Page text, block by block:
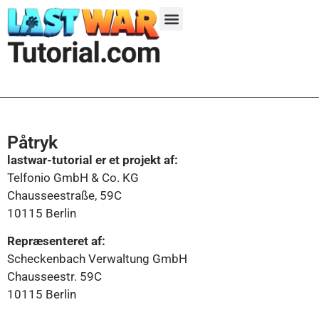
Påtryk
lastwar-tutorial er et projekt af:
Telfonio GmbH & Co. KG
Chausseestraße, 59C
10115 Berlin
Repræsenteret af:
Scheckenbach Verwaltung GmbH
Chausseestr. 59C
10115 Berlin